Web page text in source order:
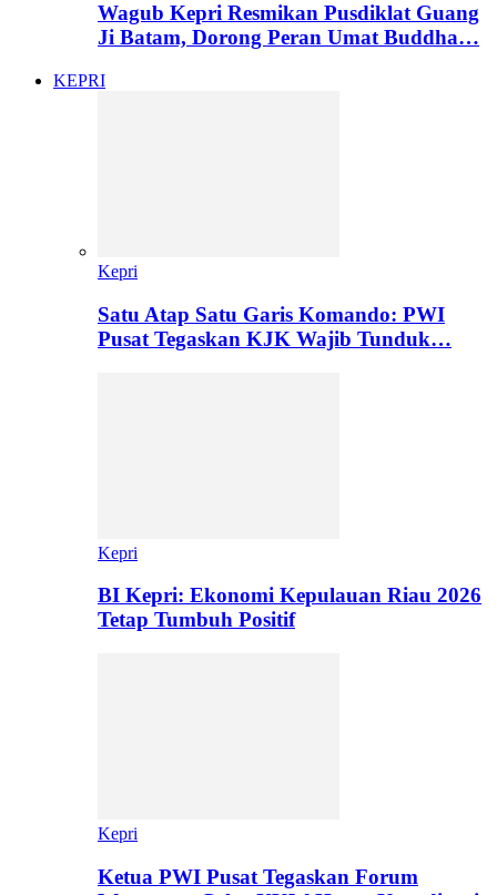
Wagub Kepri Resmikan Pusdiklat Guang
Ji Batam, Dorong Peran Umat Buddha…
KEPRI
Kepri
Satu Atap Satu Garis Komando: PWI
Pusat Tegaskan KJK Wajib Tunduk…
Kepri
BI Kepri: Ekonomi Kepulauan Riau 2026
Tetap Tumbuh Positif
Kepri
Ketua PWI Pusat Tegaskan Forum